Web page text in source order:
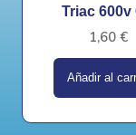
Triac 600v
1,60 €
Añadir al